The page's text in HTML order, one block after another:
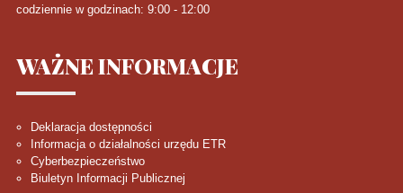
codziennie w godzinach: 9:00 - 12:00
WAŻNEINFORMACJE
Deklaracja dostępności
Informacja o działalności urzędu ETR
Cyberbezpieczeństwo
Biuletyn Informacji Publicznej